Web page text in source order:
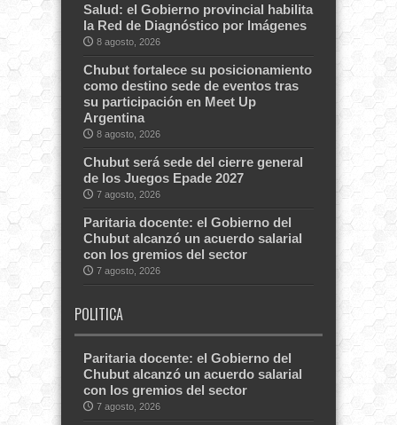
Salud: el Gobierno provincial habilita
la Red de Diagnóstico por Imágenes
8 agosto, 2026
Chubut fortalece su posicionamiento
como destino sede de eventos tras
su participación en Meet Up
Argentina
8 agosto, 2026
Chubut será sede del cierre general
de los Juegos Epade 2027
7 agosto, 2026
Paritaria docente: el Gobierno del
Chubut alcanzó un acuerdo salarial
con los gremios del sector
7 agosto, 2026
POLITICA
Paritaria docente: el Gobierno del
Chubut alcanzó un acuerdo salarial
con los gremios del sector
7 agosto, 2026